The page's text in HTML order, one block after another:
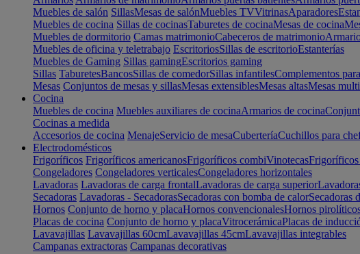
Muebles de salón SillasMesas de salónMuebles TVVitrinasAparadores
Muebles de cocina Sillas de cocinasTaburetes de cocinaMesas de cocina
Muebles de dormitorio Camas matrimonioCabeceros de matrimonio
Muebles de oficina y teletrabajo EscritoriosSillas de escritorioEstanterías
Muebles de Gaming Sillas gamingEscritorios gaming
Sillas TaburetesBancosSillas de comedorSillas infantilesComplementos
Mesas Conjuntos de mesas y sillasMesas extensiblesMesas altasMesas
Cocina
Muebles de cocina Muebles auxiliares de cocinaArmarios de cocina
Cocinas a medida
Accesorios de cocina MenajeServicio de mesaCuberteríaCuchillos para
Electrodomésticos
Frigoríficos Frigoríficos americanosFrigoríficos combiVinotecasFrigoríficos
Congeladores Congeladores verticalesCongeladores horizontales
Lavadoras Lavadoras de carga frontalLavadoras de carga superior
Secadoras Lavadoras - SecadorasSecadoras con bomba de calorSecadoras
Hornos Conjunto de horno y placaHornos convencionalesHornos
Placas de cocina Conjunto de horno y placaVitrocerámicaPlacas de
Lavavajillas Lavavajillas 60cmLavavajillas 45cmLavavajillas integrables
Campanas extractoras Campanas decorativas